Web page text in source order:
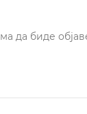
да биде